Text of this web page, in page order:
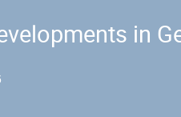
in